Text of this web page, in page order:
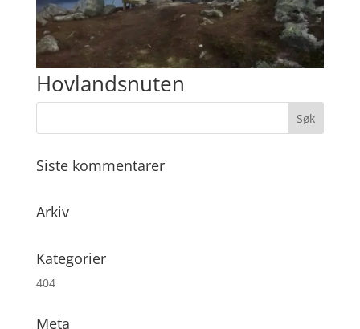
Hovlandsnuten
Siste kommentarer
Arkiv
Kategorier
404
Meta